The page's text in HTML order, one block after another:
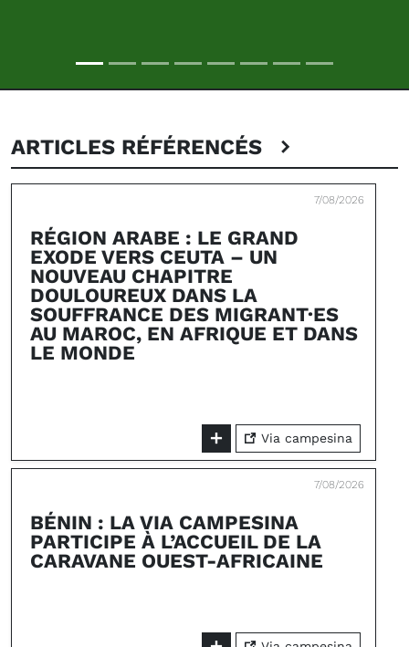
ARTICLES RÉFÉRENCÉS
7/08/2026
RÉGION ARABE : LE GRAND
EXODE VERS CEUTA – UN
NOUVEAU CHAPITRE
DOULOUREUX DANS LA
SOUFFRANCE DES MIGRANT·ES
AU MAROC, EN AFRIQUE ET DANS
LE MONDE
Via campesina
7/08/2026
BÉNIN : LA VIA CAMPESINA
PARTICIPE À L’ACCUEIL DE LA
CARAVANE OUEST-AFRICAINE